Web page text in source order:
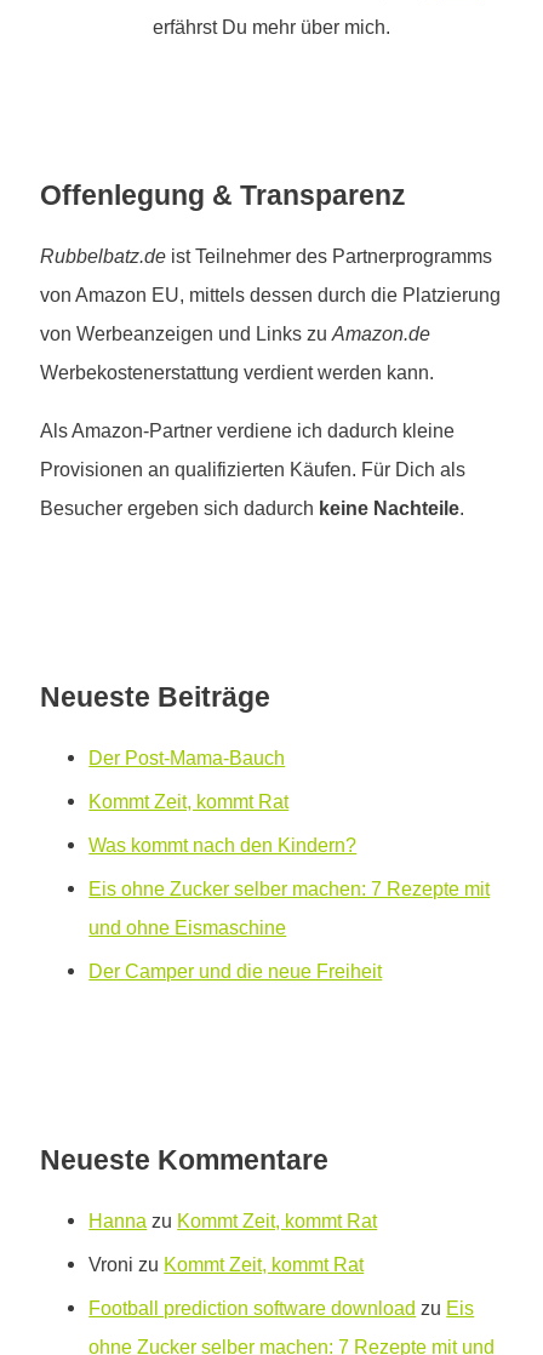
erfährst Du mehr über mich.
Offenlegung & Transparenz
Rubbelbatz.de ist Teilnehmer des Partnerprogramms
von Amazon EU, mittels dessen durch die Platzierung
von Werbeanzeigen und Links zuAmazon.de
Werbekostenerstattung verdient werden kann.
Als Amazon-Partner verdiene ich dadurch kleine
Provisionen an qualifizierten Käufen. Für Dich als
Besucher ergeben sich dadurch keine Nachteile.
Neueste Beiträge
Der Post-Mama-Bauch
Kommt Zeit, kommt Rat
Was kommt nach den Kindern?
Eis ohne Zucker selber machen: 7 Rezepte mit
und ohne Eismaschine
Der Camper und die neue Freiheit
Neueste Kommentare
Hanna zu Kommt Zeit, kommt Rat
Vroni zu Kommt Zeit, kommt Rat
Football prediction software download zu Eis
ohne Zucker selber machen: 7 Rezepte mit und